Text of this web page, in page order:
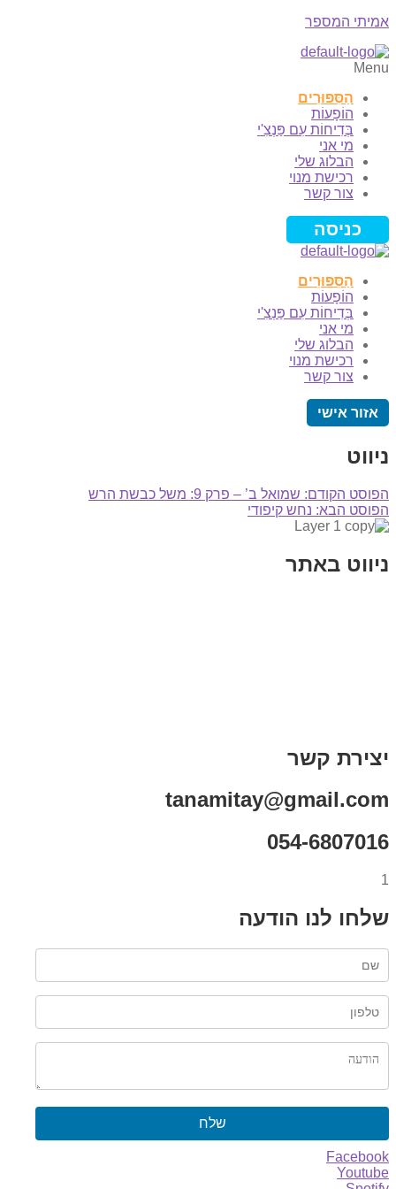
אמיתי המספר
Menu
הַסִּפּוּרִים
הוֹפָעוֹת
בְּדִיחוֹת עִם פַּנְצִ'י
מי אני
הבלוג שלי
רכישת מנוי
צור קשר
כניסה
הַסִּפּוּרִים
הוֹפָעוֹת
בְּדִיחוֹת עִם פַּנְצִ'י
מי אני
הבלוג שלי
רכישת מנוי
צור קשר
אזור אישי
ניווט
הפוסט הקודם: שמואל ב’ – פרק 9: משל כבשת הרש
הפוסט הבא: נחש קיפודי
ניווט באתר
יצירת קשר
tanamitay@gmail.com
054-6807016
1
שלחו לנו הודעה
שלח
Facebook
Youtube